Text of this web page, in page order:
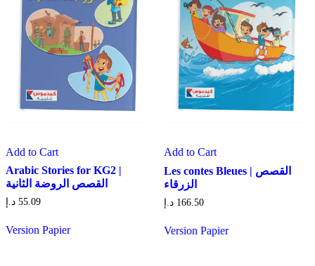
Add to Cart
Arabic Stories for KG2 |
القصص الروضة الثانية
55.09 د.إ
Version Papier
Add to Cart
Les contes Bleues | القصص
الزرقاء
166.50 د.إ
Version Papier